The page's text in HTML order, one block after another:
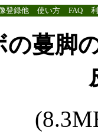
登録他 使い方 FAQ
の蔓脚